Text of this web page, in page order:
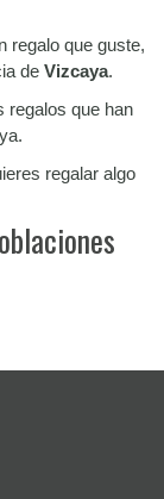
regalo que guste,
de Vizcaya.
regalos que han
regalar algo